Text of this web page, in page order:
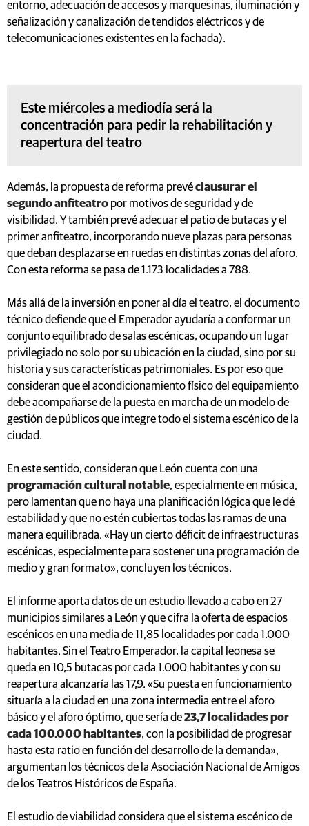
entorno, adecuación de accesos y marquesinas, iluminación y
señalización y canalización de tendidos eléctricos y de
telecomunicaciones existentes en la fachada).
Este miércoles a mediodía será la
concentración para pedir la rehabilitación y
reapertura del teatro
Además, la propuesta de reforma prevéclausurar el
segundo anfiteatro por motivos de seguridad y de
visibilidad. Y también prevé adecuar el patio de butacas y el
primer anfiteatro, incorporando nueve plazas para personas
que deban desplazarse en ruedas en distintas zonas del aforo.
Con esta reforma se pasa de 1.173 localidades a 788.
Más allá de la inversión en poner al día el teatro, el documento
técnico defiende que el Emperador ayudaría a conformar un
conjunto equilibrado de salas escénicas, ocupando un lugar
privilegiado no solo por su ubicación en la ciudad, sino por su
historia y sus características patrimoniales. Es por eso que
consideran que el acondicionamiento físico del equipamiento
debe acompañarse de la puesta en marcha de un modelo de
gestión de públicos que integre todo el sistema escénico de la
ciudad.
En este sentido, consideran que León cuenta con una
programación cultural notable, especialmente en música,
pero lamentan que no haya una planificación lógica que le dé
estabilidad y que no estén cubiertas todas las ramas de una
manera equilibrada. «Hay un cierto déficit de infraestructuras
escénicas, especialmente para sostener una programación de
medio y gran formato», concluyen los técnicos.
El informe aporta datos de un estudio llevado a cabo en 27
municipios similares a León y que cifra la oferta de espacios
escénicos en una media de 11,85 localidades por cada 1.000
habitantes. Sin el Teatro Emperador, la capital leonesa se
queda en 10,5 butacas por cada 1.000 habitantes y con su
reapertura alcanzaría las 17,9. «Su puesta en funcionamiento
situaría a la ciudad en una zona intermedia entre el aforo
básico y el aforo óptimo, que sería de23,7 localidades por
cada 100.000 habitantes, con la posibilidad de progresar
hasta esta ratio en función del desarrollo de la demanda»,
argumentan los técnicos de la Asociación Nacional de Amigos
de los Teatros Históricos de España.
El estudio de viabilidad considera que el sistema escénico de